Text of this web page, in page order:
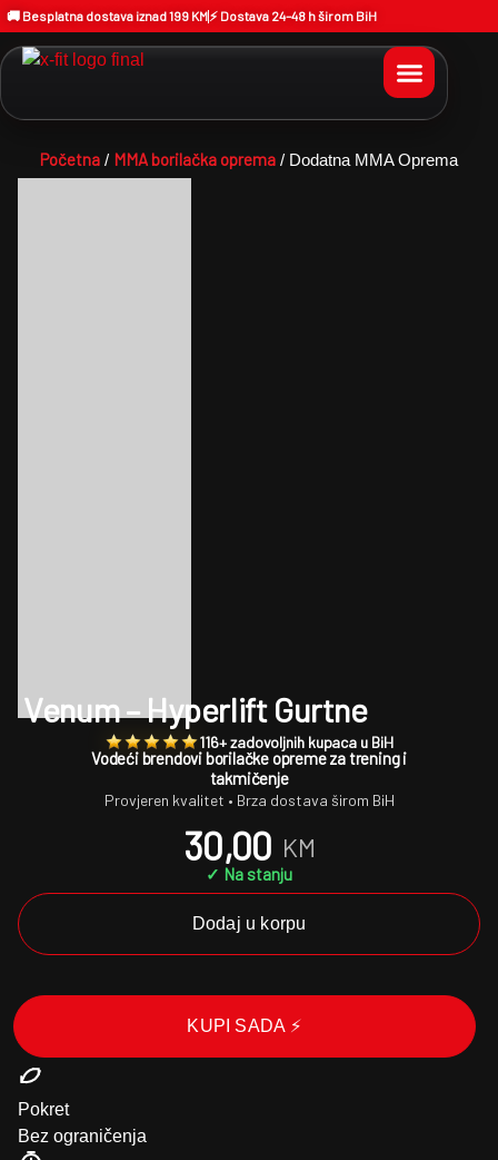
🚚 Besplatna dostava iznad 199 KM⚡ Dostava 24–48 h širom BiH
Venum – Hyperlift Gurtne
116+ zadovoljnih kupaca u BiH
Vodeći brendovi borilačke opreme za trening i
takmičenje
Provjeren kvalitet • Brza dostava širom BiH
30,00 KM
✓ Na stanju
Dodaj u korpu
KUPI SADA ⚡
Pokret
Bez ograničenja
Početna / MMA borilačka oprema / Dodatna MMA Oprema